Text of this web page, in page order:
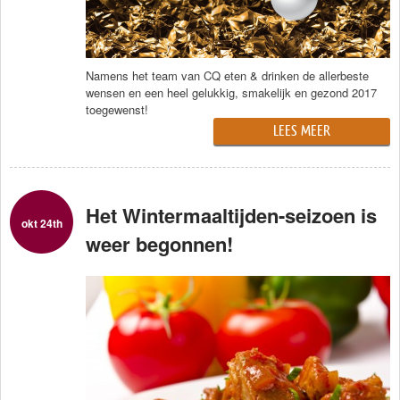
Namens het team van CQ eten & drinken de allerbeste
wensen en een heel gelukkig, smakelijk en gezond 2017
toegewenst!
LEES MEER
okt 24th
Het Wintermaaltijden-seizoen is
weer begonnen!